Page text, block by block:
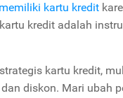
memiliki kartu kredit
kredit adalah
kartu kredit,
diskon. Mari ubah